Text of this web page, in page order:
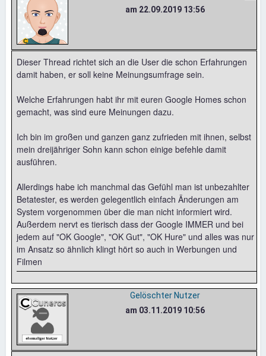
am 22.09.2019 13:56
Dieser Thread richtet sich an die User die schon Erfahrungen
damit haben, er soll keine Meinungsumfrage sein.
Welche Erfahrungen habt ihr mit euren Google Homes schon
gemacht, was sind eure Meinungen dazu.
Ich bin im großen und ganzen ganz zufrieden mit ihnen, selbst
mein dreijähriger Sohn kann schon einige befehle damit
ausführen.
Allerdings habe ich manchmal das Gefühl man ist unbezahlter
Betatester, es werden gelegentlich einfach Änderungen am
System vorgenommen über die man nicht informiert wird.
Außerdem nervt es tierisch dass der Google IMMER und bei
jedem auf "OK Google", "OK Gut", "OK Hure" und alles was nur
im Ansatz so ähnlich klingt hört so auch in Werbungen und
Filmen
Gelöschter Nutzer
am 03.11.2019 10:56